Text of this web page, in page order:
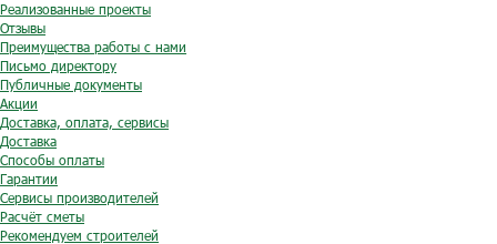
Реализованные проекты
Отзывы
Преимущества работы с нами
Письмо директору
Публичные документы
Акции
Доставка, оплата, сервисы
Доставка
Способы оплаты
Гарантии
Сервисы производителей
Расчёт сметы
Рекомендуем строителей